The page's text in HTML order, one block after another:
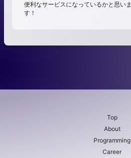
便利なサービスになっているかと思いま
す！
Top
About
Programming
Career